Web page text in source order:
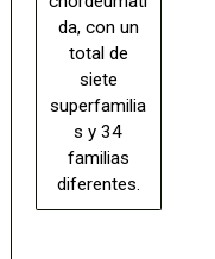
da, con un
total de
siete
superfamilia
s y 34
familias
diferentes.